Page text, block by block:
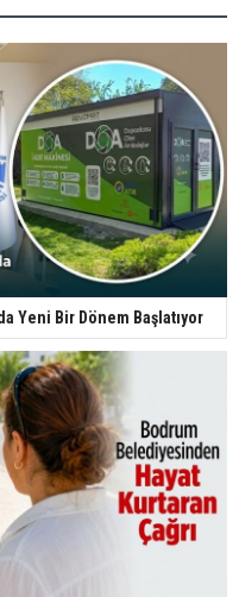
Yeni Bir Dönem Başlatıyor